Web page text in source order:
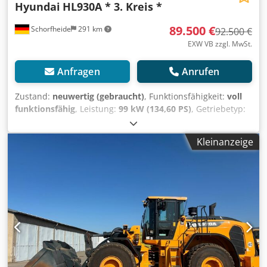
Schorfheide 291 km
Hyundai HL930A * 3. Kreis *
89.500 €92.500 €
EXW VB zzgl. MwSt.
Anfragen Anrufen
Zustand: neuwertig (gebraucht), Funktionsfähigkeit: voll
funktionsfähig, Leistung: 99 kW (134,60 PS), Getriebetyp:
Diesel
Gesamtgewicht:11.797 kg, Leergewicht:11.797 kg,
90 %,
Differentialsperre, Hydraulik, Kabine, Klimaanlage,
Palettengabeln, Rußfilter, Tempomat, UVV,
Zusatzscheinwerfer
, HYUNDAI HL930A Radlader Baujahr:
2022 Betriebsstunden: 1.050 Zyklon Luftvorfilter
Bremsakkumulator std Standard-Heckgewicht 300
Schlüssel-Standard Arbeitsleuchten 4 vorne/4 hinten
Kleinanzeige